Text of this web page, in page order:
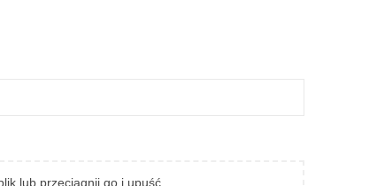
lub przeciągnij go i upuść